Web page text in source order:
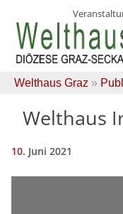
Skip
content
Welthaus Graz »
Welthaus
10. Juni 2021